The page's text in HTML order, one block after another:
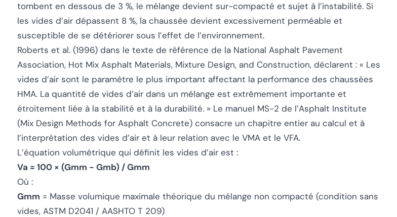
tombent en dessous de 3 %, le mélange devient sur-compacté et sujet à l’instabilité. Si
les vides d’air dépassent 8 %, la chaussée devient excessivement perméable et
susceptible de se détériorer sous l’effet de l’environnement.
Roberts et al. (1996) dans le texte de référence de la National Asphalt Pavement
Association, Hot Mix Asphalt Materials, Mixture Design, and Construction, déclarent : « Les
vides d’air sont le paramètre le plus important affectant la performance des chaussées
HMA. La quantité de vides d’air dans un mélange est extrêmement importante et
étroitement liée à la stabilité et à la durabilité. » Le manuel MS-2 de l’Asphalt Institute
(Mix Design Methods for Asphalt Concrete) consacre un chapitre entier au calcul et à
l’interprétation des vides d’air et à leur relation avec le VMA et le VFA.
L’équation volumétrique qui définit les vides d’air est :
Va = 100 × (Gmm − Gmb) / Gmm
Où :
Gmm = Masse volumique maximale théorique du mélange non compacté (condition sans
vides, ASTM D2041 / AASHTO T 209)